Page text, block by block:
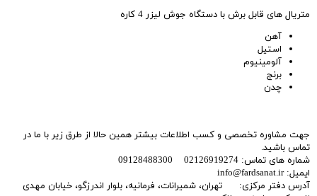
متریال های قابل برش با دستگاه جوش لیزر 4 کاره
آهن
استیل
آلومینیوم
برنج
چدن
جهت مشاوره تخصصی و کسب اطلاعات بیشتر همین حالا از طرق زیر با ما در
تماس باشید.
شماره های تماس: 02126919274 09128488300
ایمیل: info@fardsanat.ir
آدرس دفتر مرکزی: تهران، شمیرانات، فرمانیه، بلوار اندرزگو، خیابان مهدی